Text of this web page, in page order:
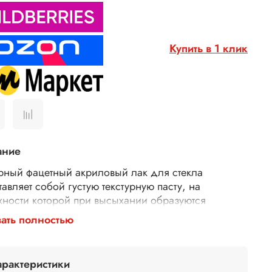
Купить в 1 клик
фацетный акриловый лак для стекла
собой густую текстурную пасту, на
которой при высыхании образуются
Фацетный лак для творчества при высыхании
подходит для нанесения на изделия из
подсвечников, витражей. Цвета фацетных
полностью